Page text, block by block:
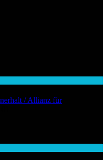
/ Allianz für